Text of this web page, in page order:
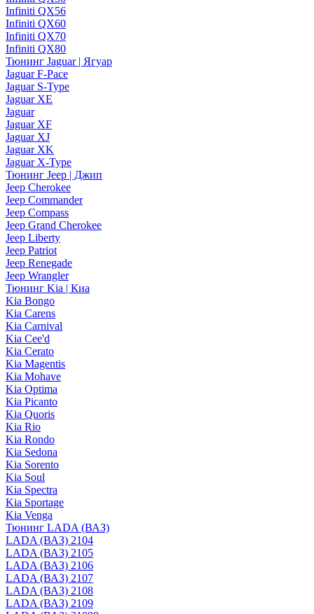
Infiniti QX56
Infiniti QX60
Infiniti QX70
Infiniti QX80
Тюнинг Jaguar | Ягуар
Jaguar F-Pace
Jaguar S-Type
Jaguar XE
Jaguar
Jaguar XF
Jaguar XJ
Jaguar XK
Jaguar X-Type
Тюнинг Jeep | Джип
Jeep Cherokee
Jeep Commander
Jeep Compass
Jeep Grand Cherokee
Jeep Liberty
Jeep Patriot
Jeep Renegade
Jeep Wrangler
Тюнинг Kia | Киа
Kia Bongo
Kia Carens
Kia Carnival
Kia Cee'd
Kia Cerato
Kia Magentis
Kia Mohave
Kia Optima
Kia Picanto
Kia Quoris
Kia Rio
Kia Rondo
Kia Sedona
Kia Sorento
Kia Soul
Kia Spectra
Kia Sportage
Kia Venga
Тюнинг LADA (ВАЗ)
LADA (ВАЗ) 2104
LADA (ВАЗ) 2105
LADA (ВАЗ) 2106
LADA (ВАЗ) 2107
LADA (ВАЗ) 2108
LADA (ВАЗ) 2109